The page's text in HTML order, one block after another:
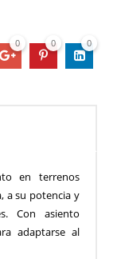
0 0 0
en terrenos
a su potencia y
Con asiento
adaptarse al